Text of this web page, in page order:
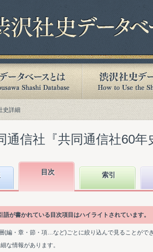
史詳細
通信社『共同通信社60年
目次 索引
が書かれている目次項目はハイライトされています。
(編・章・節・項…など)ごとに絞り込んで見ることがで
な情報があります。